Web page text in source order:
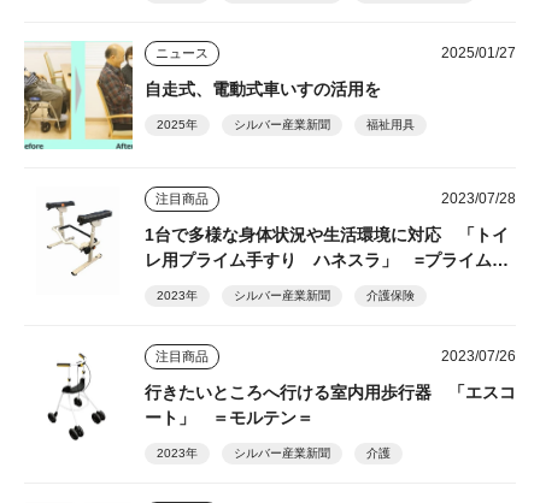
ニュース 2025/01/27
自走式、電動式車いすの活用を
2025年 シルバー産業新聞 福祉用具
注目商品 2023/07/28
1台で多様な身体状況や生活環境に対応 「トイ
レ用プライム手すり ハネスラ」 =プライムケ
2023年 シルバー産業新聞 介護保険
注目商品 2023/07/26
行きたいところへ行ける室内用歩行器 「エスコ
ート」 ＝モルテン＝
2023年 シルバー産業新聞 介護